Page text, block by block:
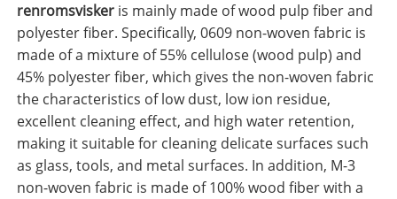
renromsviskeris mainly made of wood pulp fiber and
polyester fiber. Specifically, 0609 non-woven fabric is
made of a mixture of 55% cellulose (wood pulp) and
45% polyester fiber, which gives the non-woven fabric
the characteristics of low dust, low ion residue,
excellent cleaning effect, and high water retention,
making it suitable for cleaning delicate surfaces such
as glass, tools, and metal surfaces. In addition, M-3
non-woven fabric is made of 100% wood fiber with a